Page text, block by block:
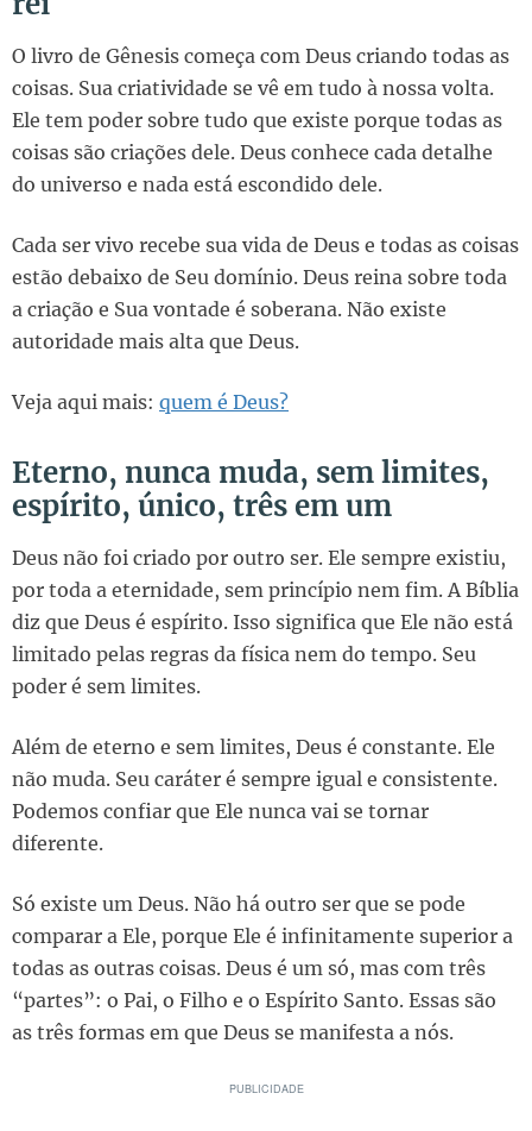
O livro de Gênesis começa com Deus criando todas as
coisas. Sua criatividade se vê em tudo à nossa volta.
Ele tem poder sobre tudo que existe porque todas as
coisas são criações dele. Deus conhece cada detalhe
do universo e nada está escondido dele.
Cada ser vivo recebe sua vida de Deus e todas as coisas
estão debaixo de Seu domínio. Deus reina sobre toda
a criação e Sua vontade é soberana. Não existe
autoridade mais alta que Deus.
Veja aqui mais: quem é Deus?
Eterno, nunca muda, sem limites,
espírito, único, três em um
Deus não foi criado por outro ser. Ele sempre existiu,
por toda a eternidade, sem princípio nem fim. A Bíblia
diz que Deus é espírito. Isso significa que Ele não está
limitado pelas regras da física nem do tempo. Seu
poder é sem limites.
Além de eterno e sem limites, Deus é constante. Ele
não muda. Seu caráter é sempre igual e consistente.
Podemos confiar que Ele nunca vai se tornar
diferente.
Só existe um Deus. Não há outro ser que se pode
comparar a Ele, porque Ele é infinitamente superior a
todas as outras coisas. Deus é um só, mas com três
“partes”: o Pai, o Filho e o Espírito Santo. Essas são
as três formas em que Deus se manifesta a nós.